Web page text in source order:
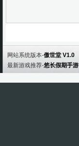
网站系统版本-傲世堂 V1.0
最新游戏推荐-悠长假期手游